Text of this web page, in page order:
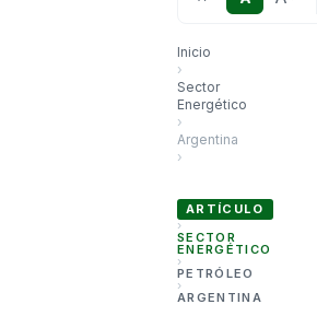
Inicio
›
Sector
Energético
›
Argentina
›
ARTÍCULO
›
SECTOR
ENERGÉTICO
›
PETRÓLEO
›
ARGENTINA